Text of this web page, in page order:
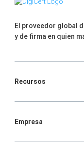
El proveedor global
y de firma en quien
Recursos
Empresa